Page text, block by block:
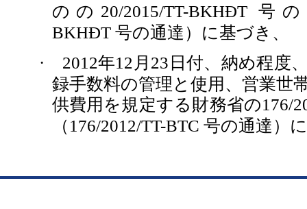
のの 20/2015/TT-BKHĐT 号
BKHĐT 号の通達）に基づき、
· 2012年12 月 23 日付、納め程度
録手数料の管理と使用、営業世
供費用を規定する財務省の176/
（ 176/2012/TT-BTC 号の通達）